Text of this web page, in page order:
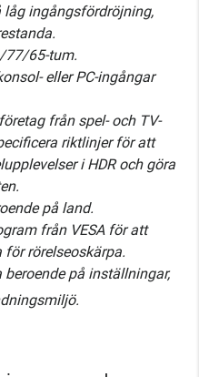
låg ingångsfördröjning,
77/65-tum.
eller PC-ingångar
från spel- och TV-
riktlinjer för att
i HDR och göra
på land.
från VESA för att
rörelseoskärpa.
på inställningar,